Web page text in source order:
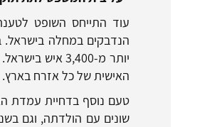
עוד התייחס השופט
הנדבקים במחלה בישראל.
יותר מ-3,400
האישית של כל אזרח בארץ.
טעם נוסף בדחיית עמדת